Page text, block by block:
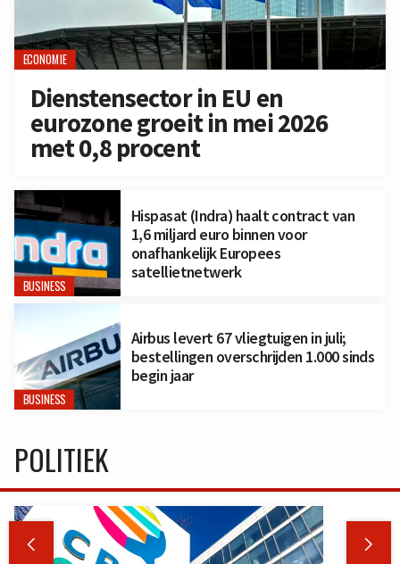
ECONOMIE
Dienstensector in EU en
eurozone groeit in mei 2026
met 0,8 procent
BUSINESS
Hispasat (Indra) haalt contract van
1,6 miljard euro binnen voor
onafhankelijk Europees
satellietnetwerk
BUSINESS
Airbus levert 67 vliegtuigen in juli;
bestellingen overschrijden 1.000 sinds
begin jaar
POLITIEK
 